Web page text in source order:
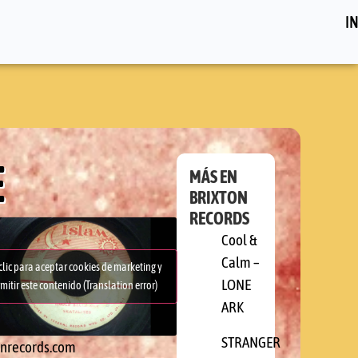
para aceptar cookies de marketing y
este contenido (Translation error)
MÁS EN
BRIXTON
RECORDS
Cool &
Calm –
LONE
ARK
STRANGER